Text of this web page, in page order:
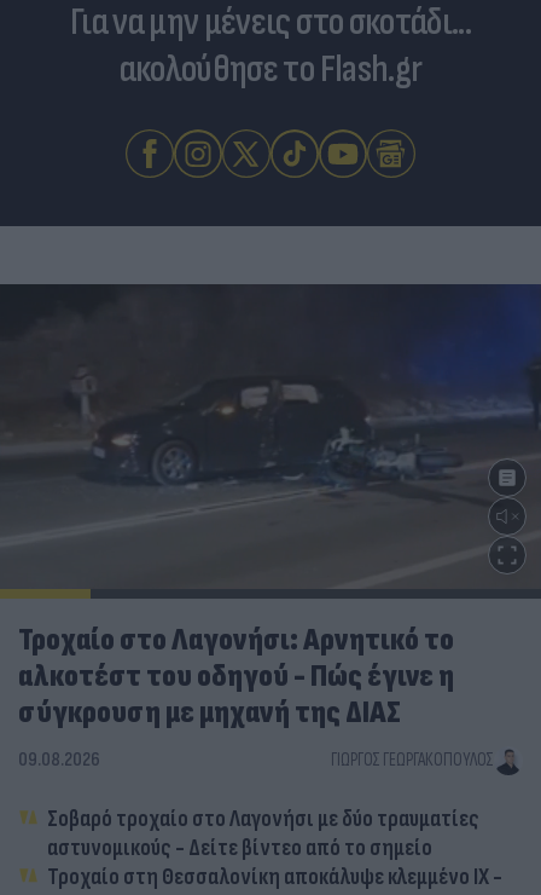
Για να μην μένεις στο σκοτάδι...
ακολούθησε το Flash.gr
Τροχαίο στο Λαγονήσι: Αρνητικό το
αλκοτέστ του οδηγού - Πώς έγινε η
σύγκρουση με μηχανή της ΔΙΑΣ
09.08.2026 ΓΙΏΡΓΟΣ ΓΕΩΡΓΑΚΌΠΟΥΛΟΣ
Σοβαρό τροχαίο στο Λαγονήσι με δύο τραυματίες
αστυνομικούς - Δείτε βίντεο από το σημείο
Τροχαίο στη Θεσσαλονίκη αποκάλυψε κλεμμένο ΙΧ -